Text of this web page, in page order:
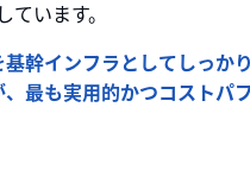
います。
幹インフラとしてしっか
最も実用的かつコストパ